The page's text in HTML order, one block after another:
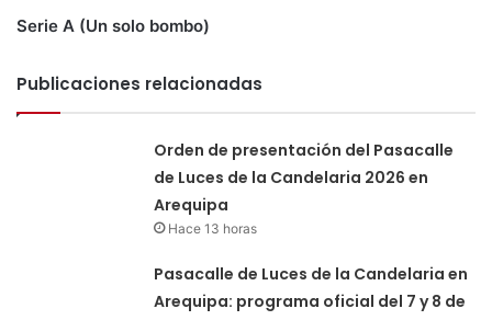
Serie A (Un solo bombo)
Publicaciones relacionadas
Orden de presentación del Pasacalle
de Luces de la Candelaria 2026 en
Arequipa
Hace 13 horas
Pasacalle de Luces de la Candelaria en
Arequipa: programa oficial del 7 y 8 de